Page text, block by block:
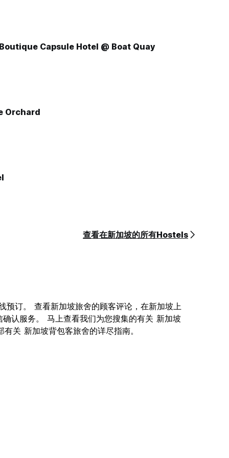
Capsule Hotel @ Boat Quay
Orchard
查看在新加坡的所有Hostels
订。 查看新加坡旅舍的顾客评论，在新加坡上
认服务。 马上查看我们为您搜集的有关 新加坡
关 新加坡背包客旅舍的详尽指南。